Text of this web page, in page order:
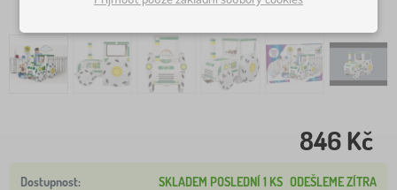
846 Kč
SKLADEM POSLEDNÍ 1 KS ODEŠLEME ZÍTRA